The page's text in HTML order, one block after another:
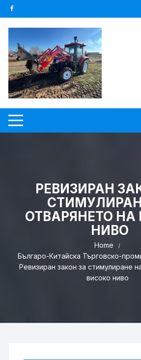
Skip
to
content
РЕВИЗИРАН
ОТВАРЯНЕТО НА
НИВО
Home
Българо-Китайска Търговско-
Ревизиран закон за стимулиране
високо ниво